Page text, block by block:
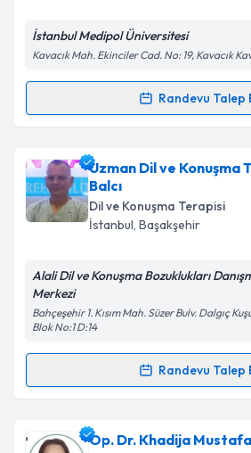
E-posta Adresiniz
Kişisel verilerimin
kapsamda işlenmesini kabul
Takvim Talebini
İstanbul Medipol Üniversitesi
Kavacık Mah. Ekinciler Cad. No: 19, Kavacık
Randevu Talep
Randevu Takvimi Talebi
Prof. Dr. Seyhun TOPBAŞiçin
oluşturun. Size bu uzmandan
takvim hazırlandığında e-posta
E-posta Adresiniz
Kişisel verilerimin işlenmesine
kapsamda işlenmesini kabul
Uzman Dil ve Konuşma
Balcı
Dil ve Konuşma Terapisi
İstanbul, Başakşehir
Alali Dil ve Konuşma Bozuklukları
Merkezi
Bahçeşehir 1. Kısım Mah. Süzer Bulv. Dalgıç
Blok No:1 D:14
Randevu Talep
Randevu Takvimi Talebi
Uzman Dil ve Konuşma
Op. Dr. Khadija